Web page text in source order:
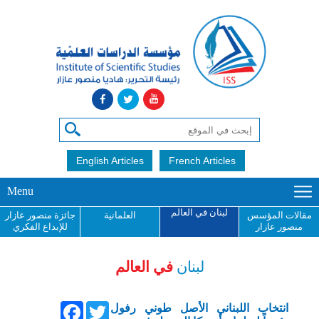
English Articles French Articles
Menu
مقالات المؤسس
منصور عازار
لبنان في العالم العلمانية
جائزة منصور عازار
للإبداع الفكري
لبنان في العالم
FacebookTwitter انتخاب اللبناني الأصل طوني رفول